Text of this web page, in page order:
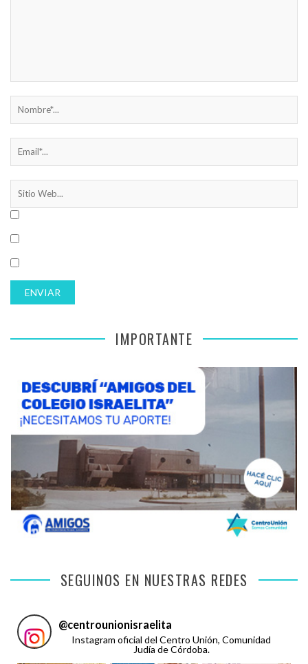
IMPORTANTE
SEGUINOS EN NUESTRAS REDES
@centrounionisraelita
Instagram oficial del Centro Unión, Comunidad
Judía de Córdoba.